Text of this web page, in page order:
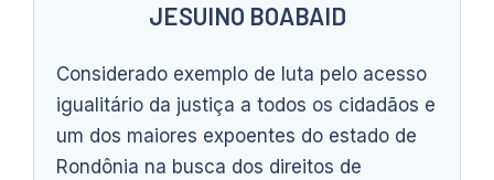
JESUINO BOABAID
Considerado exemplo de luta pelo acesso
igualitário da justiça a todos os cidadãos e
um dos maiores expoentes do estado de
Rondônia na busca dos direitos de